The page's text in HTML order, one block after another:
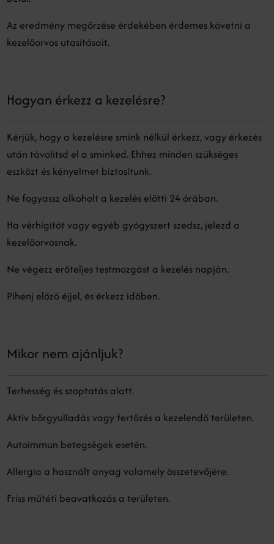
Az eredmény megőrzése érdekében érdemes követni a
kezelőorvos utasításait.
Hogyan érkezz a kezelésre?
Kérjük, hogy a kezelésre smink nélkül érkezz, vagy érkezés
után távolítsd el a sminked. Ehhez minden szükséges
eszközt és kényelmet biztosítunk.
Ne fogyassz alkoholt a kezelés előtti 24 órában.
Ha vérhígítót vagy egyéb gyógyszert szedsz, jelezd a
kezelőorvosnak.
Ne végezz erőteljes testmozgást a kezelés napján.
Pihenj előző éjjel, és érkezz időben.
Mikor nem ajánljuk?
Terhesség és szoptatás alatt.
Aktív bőrgyulladás vagy fertőzés a kezelendő területen.
Autoimmun betegségek esetén.
Allergia a használt anyag valamely összetevőjére.
Friss műtéti beavatkozás a területen.